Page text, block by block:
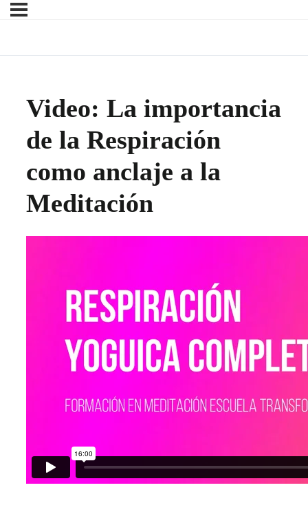
Video: La importancia
de la Respiración
como anclaje a la
Meditación